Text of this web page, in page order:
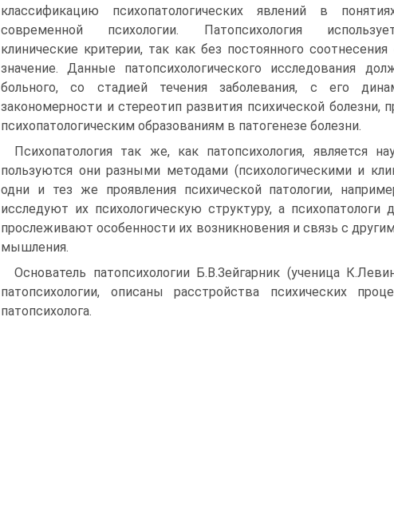
классификацию психопатологических явлений в
современной психологии. Патопсихология
клинические критерии, так как без постоянного
значение. Данные патопсихологического исследования
больного, со стадией течения заболевания, с его
закономерности и стереотип развития психической
психопатологическим образованиям в патогенезе болезни.
Психопатология так же, как патопсихология, является
пользуются они разными методами (психологическими и
одни и тез же проявления психической патологии,
исследуют их психологическую структуру, а
прослеживают особенности их возникновения и связь с
мышления.
Основатель патопсихологии Б.В.Зейгарник (ученица
патопсихологии, описаны расстройства психических
патопсихолога.